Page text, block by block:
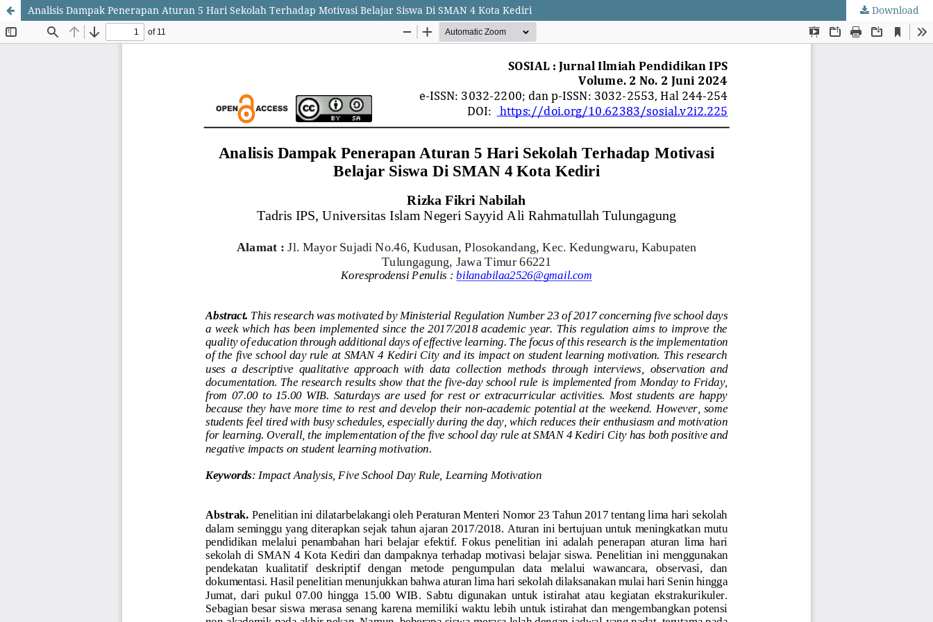
Analisis Dampak Penerapan Aturan 5 Hari Sekolah Terhadap Motivasi Belajar Siswa Di SMAN 4 Kota Kediri Download